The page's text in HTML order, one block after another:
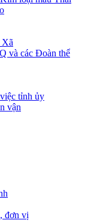
Xã
và các Đoàn thể
tỉnh ủy
vận
đơn vị